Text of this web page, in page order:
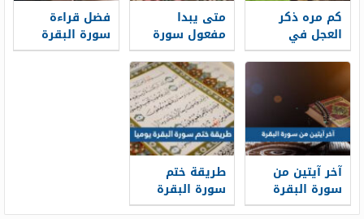
كم مره ذكر
العجل في
سورة البقره
متى يبدا
مفعول سورة
البقرة
فضل قراءة
سورة البقرة
يوميا
آخر آيتين من
سورة البقرة
طريقة ختم
سورة البقرة
يوميا